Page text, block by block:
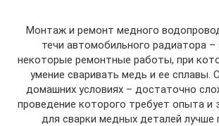
Монтаж и ремонт медного
течи автомобильного радиатора –
некоторые ремонтные работы, при
умение сваривать медь и ее сплавы.
домашних условиях – достаточно
проведение которого требует опыта и
для сварки медных деталей лучше